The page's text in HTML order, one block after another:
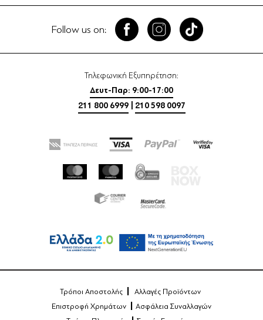
Follow us on:
Τηλεφωνική Εξυπηρέτηση:
Δευτ-Παρ: 9:00-17:00
211 800 6999
210 598 0097
Τρόποι Αποστολής
Αλλαγές Προϊόντων
Επιστροφή Χρημάτων
Ασφάλεια Συναλλαγών